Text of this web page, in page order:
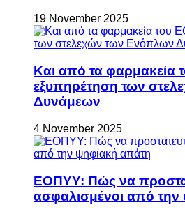
19 November 2025
Και από τα φαρμακεία
εξυπηρέτηση των
Δυνάμεων
4 November 2025
ΕΟΠΥΥ: Πώς να
ασφαλισμένοι από